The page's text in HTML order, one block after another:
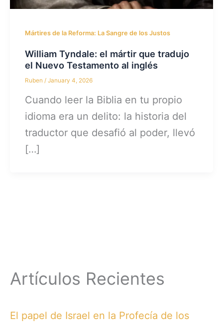
Mártires de la Reforma: La Sangre de los Justos
William Tyndale: el mártir que tradujo
el Nuevo Testamento al inglés
Ruben/January 4, 2026
Cuando leer la Biblia en tu propio
idioma era un delito: la historia del
traductor que desafió al poder, llevó
[…]
Artículos Recientes
El papel de Israel en la Profecía de los